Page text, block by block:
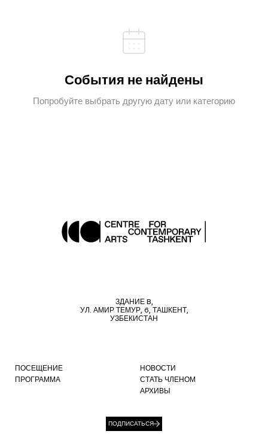
События не найдены
Попробуйте выбрать другую дату или категорию
ЗДАНИЕ B,
УЛ. АМИР ТЕМУР, 6, ТАШКЕНТ,
УЗБЕКИСТАН
ПОСЕЩЕНИЕ
ПРОГРАММА
НОВОСТИ
СТАТЬ ЧЛЕНОМ
АРХИВЫ
ПОДПИСАТЬСЯ